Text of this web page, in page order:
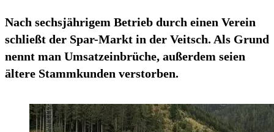
Nach sechsjährigem Betrieb durch einen Verein
schließt der Spar-Markt in der Veitsch. Als Grund
nennt man Umsatzeinbrüche, außerdem seien
ältere Stammkunden verstorben.